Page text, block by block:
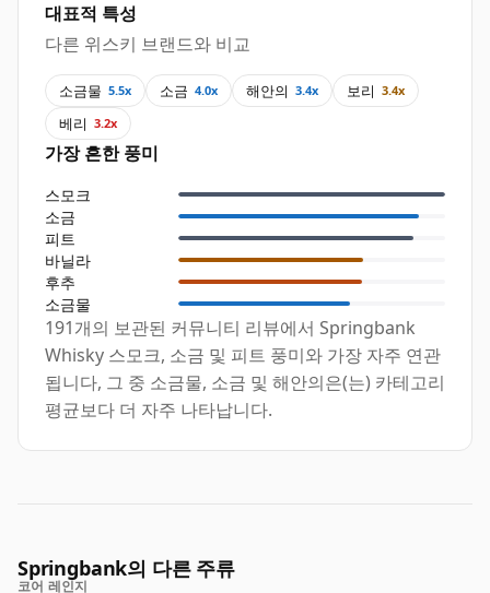
대표적 특성
다른 위스키 브랜드와 비교
소금물 5.5x 소금 4.0x 해안의 3.4x 보리 3.4x
베리 3.2x
가장 흔한 풍미
스모크
소금
피트
바닐라
후추
소금물
191개의 보관된 커뮤니티 리뷰에서 Springbank
Whisky 스모크, 소금 및 피트 풍미와 가장 자주 연관
됩니다, 그 중 소금물, 소금 및 해안의은(는) 카테고리
평균보다 더 자주 나타납니다.
Springbank의 다른 주류
코어 레인지